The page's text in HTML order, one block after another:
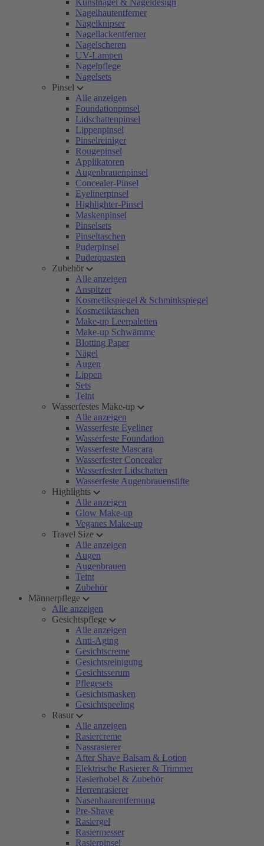
Kunstnägel & Nageldesign
Nagelhautentferner
Nagelknipser
Nagellackentferner
Nagelscheren
UV-Lampen
Nagelpflege
Nagelsets
Pinsel
Alle anzeigen
Foundationpinsel
Lidschattenpinsel
Lippenpinsel
Pinselreiniger
Rougepinsel
Applikatoren
Augenbrauenpinsel
Concealer-Pinsel
Eyelinerpinsel
Highlighter-Pinsel
Maskenpinsel
Pinselsets
Pinseltaschen
Puderpinsel
Puderquasten
Zubehör
Alle anzeigen
Anspitzer
Kosmetikspiegel & Schminkspiegel
Kosmetiktaschen
Make-up Leerpaletten
Make-up Schwämme
Blotting Paper
Nägel
Augen
Lippen
Sets
Teint
Wasserfestes Make-up
Alle anzeigen
Wasserfeste Eyeliner
Wasserfeste Foundation
Wasserfeste Mascara
Wasserfester Concealer
Wasserfester Lidschatten
Wasserfeste Augenbrauenstifte
Highlights
Alle anzeigen
Glow Make-up
Veganes Make-up
Travel Size
Alle anzeigen
Augen
Augenbrauen
Teint
Zubehör
Männerpflege
Alle anzeigen
Gesichtspflege
Alle anzeigen
Anti-Aging
Gesichtscreme
Gesichtsreinigung
Gesichtsserum
Pflegesets
Gesichtsmasken
Gesichtspeeling
Rasur
Alle anzeigen
Rasiercreme
Nassrasierer
After Shave Balsam & Lotion
Elektrische Rasierer & Trimmer
Rasierhobel & Zubehör
Herrenrasierer
Nasenhaarentfernung
Pre-Shave
Rasiergel
Rasiermesser
Rasierpinsel